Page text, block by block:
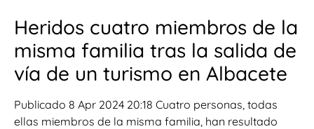
Heridos cuatro miembros de la
misma familia tras la salida de
vía de un turismo en Albacete
Publicado 8 Apr 2024 20:18 Cuatro personas, todas
ellas miembros de la misma familia, han resultado